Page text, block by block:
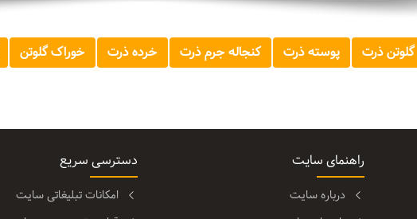
گلوتن ذرت پوسته ذرت کنجاله جرم ذرت خرده ذرت خوراک گلوتن
راهنمای سایت
درباره سایت
دسترسی سریع
امکانات تبلیغاتی سایت